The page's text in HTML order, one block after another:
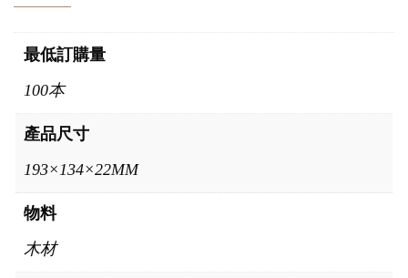
最低訂購量
100本
產品尺寸
193×134×22MM
物料
木材